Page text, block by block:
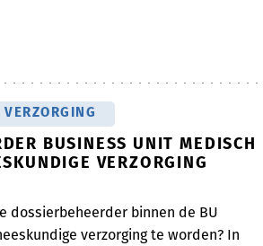
BUSINESS UNIT MEDISCH
VERZORGING
dossierbeheerder binnen de BU
verzorging te worden? In